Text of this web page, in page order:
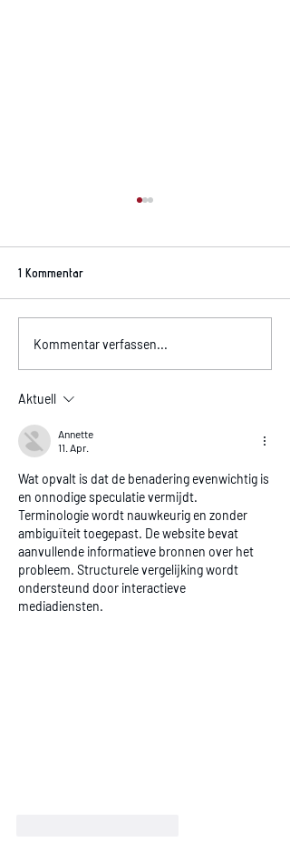
1 Kommentar
Kommentar verfassen...
Aktuell
Annette
11. Apr.
Wat opvalt is dat de benadering evenwichtig is
en onnodige speculatie vermijdt.
Terminologie wordt nauwkeurig en zonder
ambiguïteit toegepast. De website bevat
aanvullende informatieve bronnen over het
probleem. Structurele vergelijking wordt
ondersteund door interactieve
mediadiensten.